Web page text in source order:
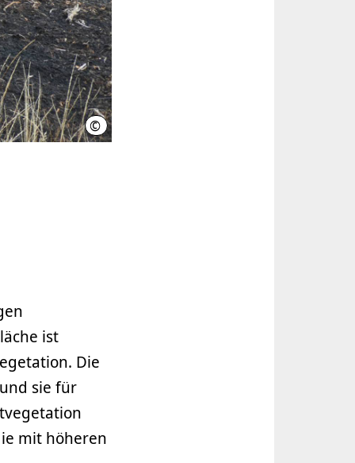
© M. Reich
ist
Die
sie für
mit höheren